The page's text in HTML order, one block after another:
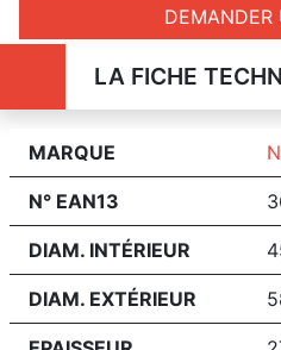
DEMANDER
LA FICHE
MARQUE
N° EAN13
DIAM. INTÉRIEUR
DIAM. EXTÉRIEUR